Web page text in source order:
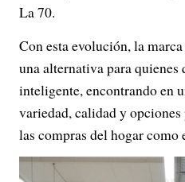
La 70.
Con esta evolución, la
una alternativa para
inteligente, encontrando en
variedad, calidad y
las compras del hogar como